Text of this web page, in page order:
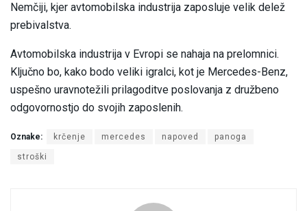
Nemčiji, kjer avtomobilska industrija zaposluje velik delež
prebivalstva.
Avtomobilska industrija v Evropi se nahaja na prelomnici.
Ključno bo, kako bodo veliki igralci, kot je Mercedes-Benz,
uspešno uravnotežili prilagoditve poslovanja z družbeno
odgovornostjo do svojih zaposlenih.
Oznake: krčenje mercedes napoved panoga
stroški